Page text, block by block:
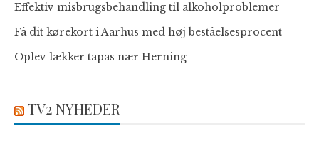
Effektiv misbrugsbehandling til alkoholproblemer
Få dit kørekort i Aarhus med høj beståelsesprocent
Oplev lækker tapas nær Herning
TV2 NYHEDER